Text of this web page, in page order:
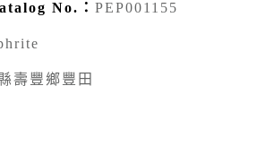
No.： PEP001155
壽豐鄉豐田